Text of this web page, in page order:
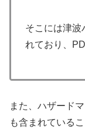
そこには津波
れており、
また、ハザード
も含まれている